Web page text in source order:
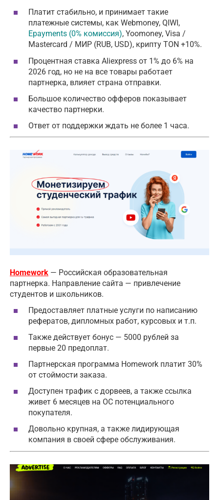
Платит стабильно, и принимает такие
платежные системы, как Webmoney, QIWI,
Epayments (0% комиссия), Yoomoney, Visa /
Mastercard / МИР (RUB, USD), крипту TON +10%.
Процентная ставка Aliexpress от 1% до 6% на
2026 год, но не на все товары работает
партнерка, влияет страна отправки.
Большое количество офферов показывает
качество партнерки.
Ответ от поддержки ждать не более 1 часа.
Homework — Российская образовательная
партнерка. Направление сайта — привлечение
студентов и школьников.
Предоставляет платные услуги по написанию
рефератов, дипломных работ, курсовых и т.п.
Также действует бонус — 5000 рублей за
первые 20 предоплат.
Партнерская программа Homework платит 30%
от стоймости заказа.
Доступен трафик с дорвеев, а также ссылка
живет 6 месяцев на ОС потенциального
покупателя.
Довольно крупная, а также лидирующая
компания в своей сфере обслуживания.